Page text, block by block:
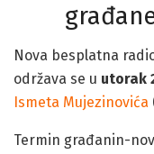
Nova besplatna
održava se u utorak
Ismeta Mujezinovića
Termin građanin-